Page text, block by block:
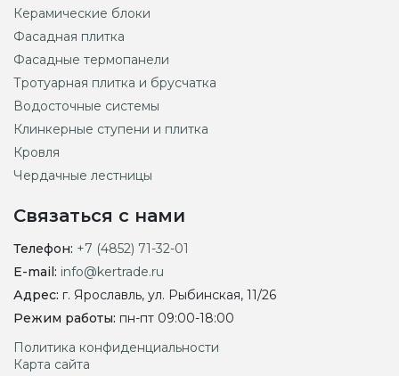
Керамические блоки
Фасадная плитка
Фасадные термопанели
Тротуарная плитка и брусчатка
Водосточные системы
Клинкерные ступени и плитка
Кровля
Чердачные лестницы
Связаться с нами
Телефон: +7 (4852) 71-32-01
E-mail: info@kertrade.ru
Адрес: г. Ярославль, ул. Рыбинская, 11/26
Режим работы: пн-пт 09:00-18:00
Политика конфиденциальности
Карта сайта